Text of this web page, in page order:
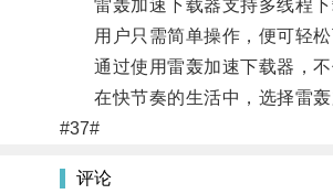
雷轰加速下载器支持多线程下
用户只需简单操作，便可轻松
通过使用雷轰加速下载器，不
在快节奏的生活中，选择雷轰
#37#
评论